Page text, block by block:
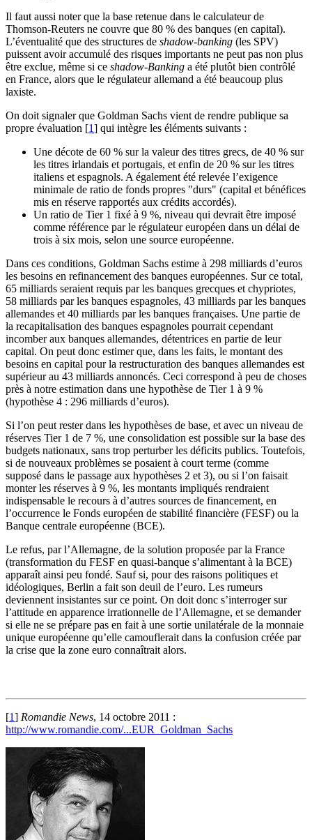
Il faut aussi noter que la base retenue dans le calculateur de
Thomson-Reuters ne couvre que 80 % des banques (en capital).
L’éventualité que des structures de shadow-banking (les SPV)
puissent avoir accumulé des risques importants ne peut pas non plus
être exclue, même si ce shadow-Banking a été plutôt bien contrôlé
en France, alors que le régulateur allemand a été beaucoup plus
laxiste.
On doit signaler que Goldman Sachs vient de rendre publique sa
propre évaluation [1] qui intègre les éléments suivants :
Une décote de 60 % sur la valeur des titres grecs, de 40 % sur
les titres irlandais et portugais, et enfin de 20 % sur les titres
italiens et espagnols. A également été relevée l’exigence
minimale de ratio de fonds propres "durs" (capital et bénéfices
mis en réserve rapportés aux crédits accordés).
Un ratio de Tier 1 fixé à 9 %, niveau qui devrait être imposé
comme référence par le régulateur européen dans un délai de
trois à six mois, selon une source européenne.
Dans ces conditions, Goldman Sachs estime à 298 milliards d’euros
les besoins en refinancement des banques européennes. Sur ce total,
65 milliards seraient requis par les banques grecques et chypriotes,
58 milliards par les banques espagnoles, 43 milliards par les banques
allemandes et 40 milliards par les banques françaises. Une partie de
la recapitalisation des banques espagnoles pourrait cependant
incomber aux banques allemandes, détentrices en partie de leur
capital. On peut donc estimer que, dans les faits, le montant des
besoins en capital pour la restructuration des banques allemandes est
supérieur au 43 milliards annoncés. Ceci correspond à peu de choses
près à notre estimation dans une hypothèse de Tier 1 à 9 %
(hypothèse 4 : 296 milliards d’euros).
Si l’on peut rester dans les hypothèses de base, et avec un niveau de
réserves Tier 1 de 7 %, une consolidation est possible sur la base des
budgets nationaux, sans trop perturber les déficits publics. Toutefois,
si de nouveaux problèmes se posaient à court terme (comme
supposé dans le passage aux hypothèses 2 et 3), ou si l’on faisait
monter les réserves à 9 %, les montants impliqués rendraient
indispensable le recours à d’autres sources de financement, en
l’occurrence le Fonds européen de stabilité financière (FESF) ou la
Banque centrale européenne (BCE).
Le refus, par l’Allemagne, de la solution proposée par la France
(transformation du FESF en quasi-banque s’alimentant à la BCE)
apparaît ainsi peu fondé. Sauf si, pour des raisons politiques et
idéologiques, Berlin a fait son deuil de l’euro. Les rumeurs
deviennent insistantes sur ce point. On doit donc s’interroger sur
l’attitude en apparence irrationnelle de l’Allemagne, et se demander
si elle ne se prépare pas en fait à une sortie unilatérale de la monnaie
unique européenne qu’elle camouflerait dans la confusion créée par
la crise que la zone euro connaîtrait alors.
[1] Romandie News, 14 octobre 2011 :
http://www.romandie.com/...EUR_Goldman_Sachs